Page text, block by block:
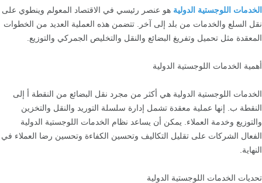
الخدمات اللوجستية الدولية هو عنصر رئيسي في الاقتصاد المعولم وينطوي على
نقل السلع والخدمات من بلد إلى آخر. تتضمن هذه العملية العديد من الخطوات
المعقدة مثل تحميل وتفريغ البضائع والنقل والتخليص الجمركي والتوزيع.
أهمية الخدمات اللوجستية الدولية
الخدمات اللوجستية الدولية هي أكثر من مجرد نقل البضائع من النقطة أ إلى
النقطة ب. إنها عملية معقدة تشمل إدارة سلسلة التوريد والنقل والتخزين
والتوزيع وخدمة العملاء. يمكن أن يساعد نظام الخدمات اللوجستية الدولية
الفعال الشركات على تقليل التكاليف وتحسين الكفاءة وتحسين رضا العملاء في
النهاية.
تحديات الخدمات اللوجستية الدولية